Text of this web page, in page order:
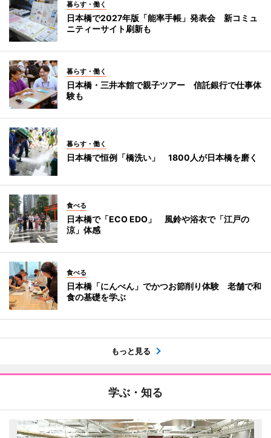
暮らす・働く
日本橋で2027年版「能率手帳」発表会 新コミュ
ニティーサイト刷新も
暮らす・働く
日本橋・三井本館で親子ツアー 信託銀行で仕事体
験も
暮らす・働く
日本橋で恒例「橋洗い」 1800人が日本橋を磨く
食べる
日本橋で「ECO EDO」 風鈴や浴衣で「江戸の
涼」体感
食べる
日本橋「にんべん」でかつお節削り体験 老舗で和
食の基礎を学ぶ
もっと見る
学ぶ・知る